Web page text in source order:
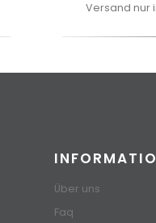
Versand nur
Über uns
Faq